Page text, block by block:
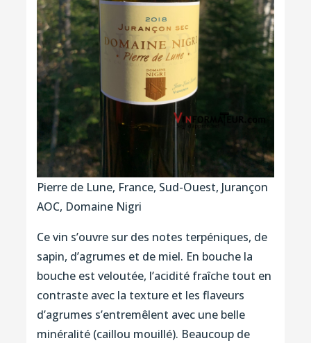
Pierre de Lune, France, Sud-Ouest, Jurançon
AOC, Domaine Nigri
Ce vin s’ouvre sur des notes terpéniques, de
sapin, d’agrumes et de miel. En bouche la
bouche est veloutée, l’acidité fraîche tout en
contraste avec la texture et les flaveurs
d’agrumes s’entremêlent avec une belle
minéralité (caillou mouillé). Beaucoup de